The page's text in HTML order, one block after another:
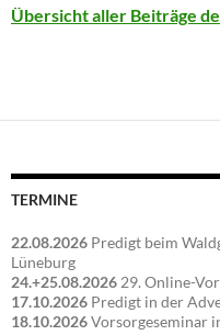
Übersicht aller Beiträge
TERMINE
22.08.2026 Predigt beim
Lüneburg
24.+25.08.2026 29. Online-
17.10.2026 Predigt in der
18.10.2026Vorsorgeseminar